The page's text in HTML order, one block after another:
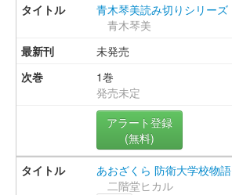
青木琴美読み切りシリーズ
青木琴美
未発売
1巻
発売未定
アラート登録
(無料)
あおざくら 防衛大学校物語
二階堂ヒカル